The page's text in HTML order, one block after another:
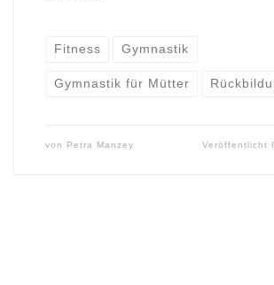
Fitness Gymnastik
Gymnastik für Mütter
von Petra Manzey Veröffentlicht